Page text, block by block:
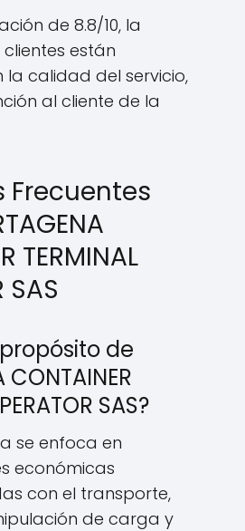
de 8.8/10, la
están
la calidad del servicio,
al cliente de la
Frecuentes
TERMINAL
SAS
de
CONTAINER
SAS?
se enfoca en
económicas
con el transporte,
de carga y